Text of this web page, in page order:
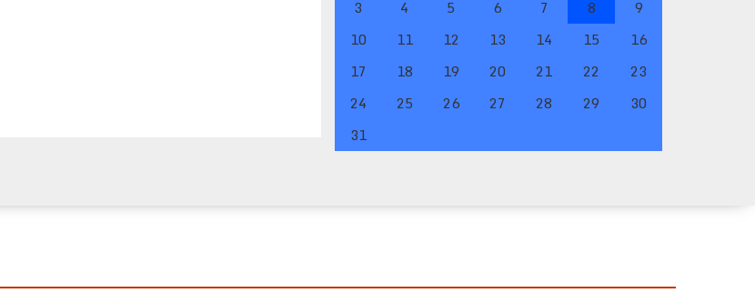
3
4 5 6 7 8
9
10
11 12 13 14 15
16
17
18 19 20 21 22
23
24
25 26 27 28 29
30
31